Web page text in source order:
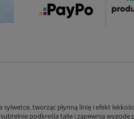
sylwetce, tworząc płynną linię i efekt
subtelnie podkreśla talię i zapewnia wygodę